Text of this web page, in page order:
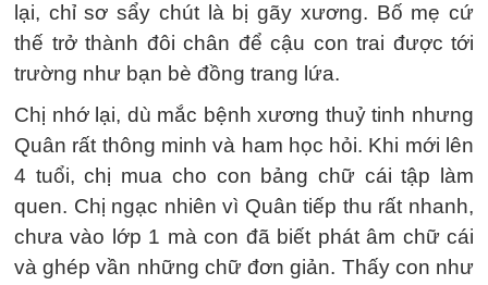
lại, chỉ sơ sẩy chút là bị gãy xương. Bố mẹ cứ
thế trở thành đôi chân để cậu con trai được tới
trường như bạn bè đồng trang lứa.
Chị nhớ lại, dù mắc bệnh xương thuỷ tinh nhưng
Quân rất thông minh và ham học hỏi. Khi mới lên
4 tuổi, chị mua cho con bảng chữ cái tập làm
quen. Chị ngạc nhiên vì Quân tiếp thu rất nhanh,
chưa vào lớp 1 mà con đã biết phát âm chữ cái
và ghép vần những chữ đơn giản. Thấy con như